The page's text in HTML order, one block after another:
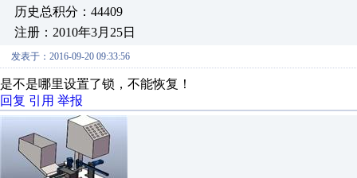
历史总积分：44409
注册：2010年3月25日
发表于：2016-09-20 09:33:56
是不是哪里设置了锁，不能恢复！
回复 引用 举报